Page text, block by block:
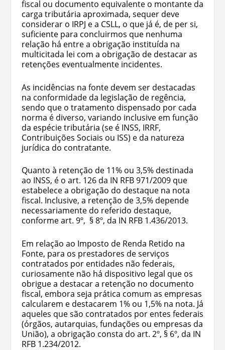
fiscal ou documento equivalente o montante da
carga tributária aproximada, sequer deve
considerar o IRPJ e a CSLL, o que já é, de per si,
suficiente para concluirmos que nenhuma
relação há entre a obrigação instituída na
multicitada lei com a obrigação de destacar as
retenções eventualmente incidentes.
As incidências na fonte devem ser destacadas
na conformidade da legislação de regência,
sendo que o tratamento dispensado por cada
norma é diverso, variando inclusive em função
da espécie tributária (se é INSS, IRRF,
Contribuições Sociais ou ISS) e da natureza
jurídica do contratante.
Quanto à retenção de 11% ou 3,5% destinada
ao INSS, é o art. 126 da IN RFB 971/2009 que
estabelece a obrigação do destaque na nota
fiscal. Inclusive, a retenção de 3,5% depende
necessariamente do referido destaque,
conforme art. 9º, § 8º, da IN RFB 1.436/2013.
Em relação ao Imposto de Renda Retido na
Fonte, para os prestadores de serviços
contratados por entidades não federais,
curiosamente não há dispositivo legal que os
obrigue a destacar a retenção no documento
fiscal, embora seja prática comum as empresas
calcularem e destacarem 1% ou 1,5% na nota. Já
aqueles que são contratados por entes federais
(órgãos, autarquias, fundações ou empresas da
União), a obrigação consta do art. 2º, § 6º, da IN
RFB 1.234/2012.